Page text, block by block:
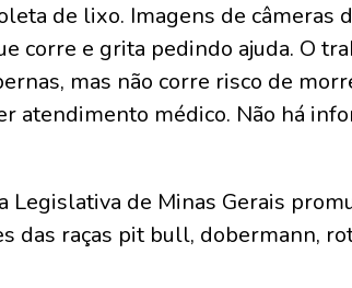
de lixo. Imagens de
corre e grita pedindo ajuda. O
mas não corre risco de
atendimento médico. Não há
Legislativa de Minas Gerais
das raças pit bull, dobermann,